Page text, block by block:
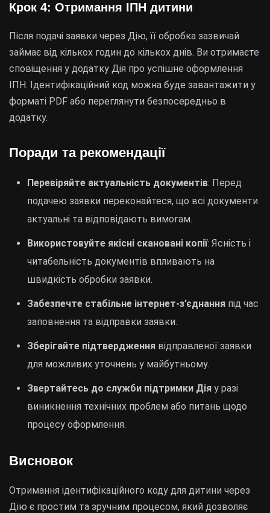
Крок 4: Отримання ІПН дитини
Після подачі заявки через Дію, її обробка зазвичай
займає від кількох годин до кількох днів. Ви отримаєте
сповіщення у додатку Дія про успішне оформлення
ІПН. Ідентифікаційний код можна буде завантажити у
форматі PDF або переглянути безпосередньо в
додатку.
Поради та рекомендації
Перевіряйте актуальність документів: Перед
подачею заявки переконайтеся, що всі документи
актуальні та відповідають вимогам.
Використовуйте якісні скановані копії: Ясність і
читабельність документів впливають на
швидкість обробки заявки.
Забезпечте стабільне інтернет-з’єднання під час
заповнення та відправки заявки.
Зберігайте підтвердження відправленої заявки
для можливих уточнень у майбутньому.
Звертайтесь до служби підтримки Дія у разі
виникнення технічних проблем або питань щодо
процесу оформлення.
Висновок
Отримання ідентифікаційного коду для дитини через
Дію є простим та зручним процесом, який дозволяє